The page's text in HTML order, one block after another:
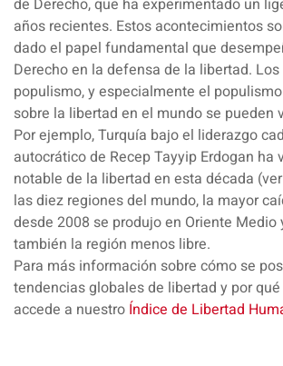
años recientes. Estos acontecimientos
dado el papel fundamental que
Derecho en la defensa de la libertad.
populismo, y especialmente el
sobre la libertad en el mundo se pueden
Por ejemplo, Turquía bajo el liderazgo
autocrático de Recep Tayyip Erdogan ha
notable de la libertad en esta década
las diez regiones del mundo, la mayor
desde 2008 se produjo en Oriente Medio
también la región menos libre.
Para más información sobre cómo se
tendencias globales de libertad y por
accede a nuestro Índice de Libertad